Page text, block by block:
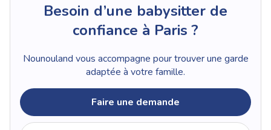
Besoin d’une babysitter de
confiance à Paris ?
Nounouland vous accompagne pour trouver une garde
adaptée à votre famille.
Faire une demande